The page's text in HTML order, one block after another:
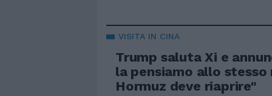
VISITA IN CINA
Trump saluta Xi e
la pensiamo allo stesso
Hormuz deve riaprire"